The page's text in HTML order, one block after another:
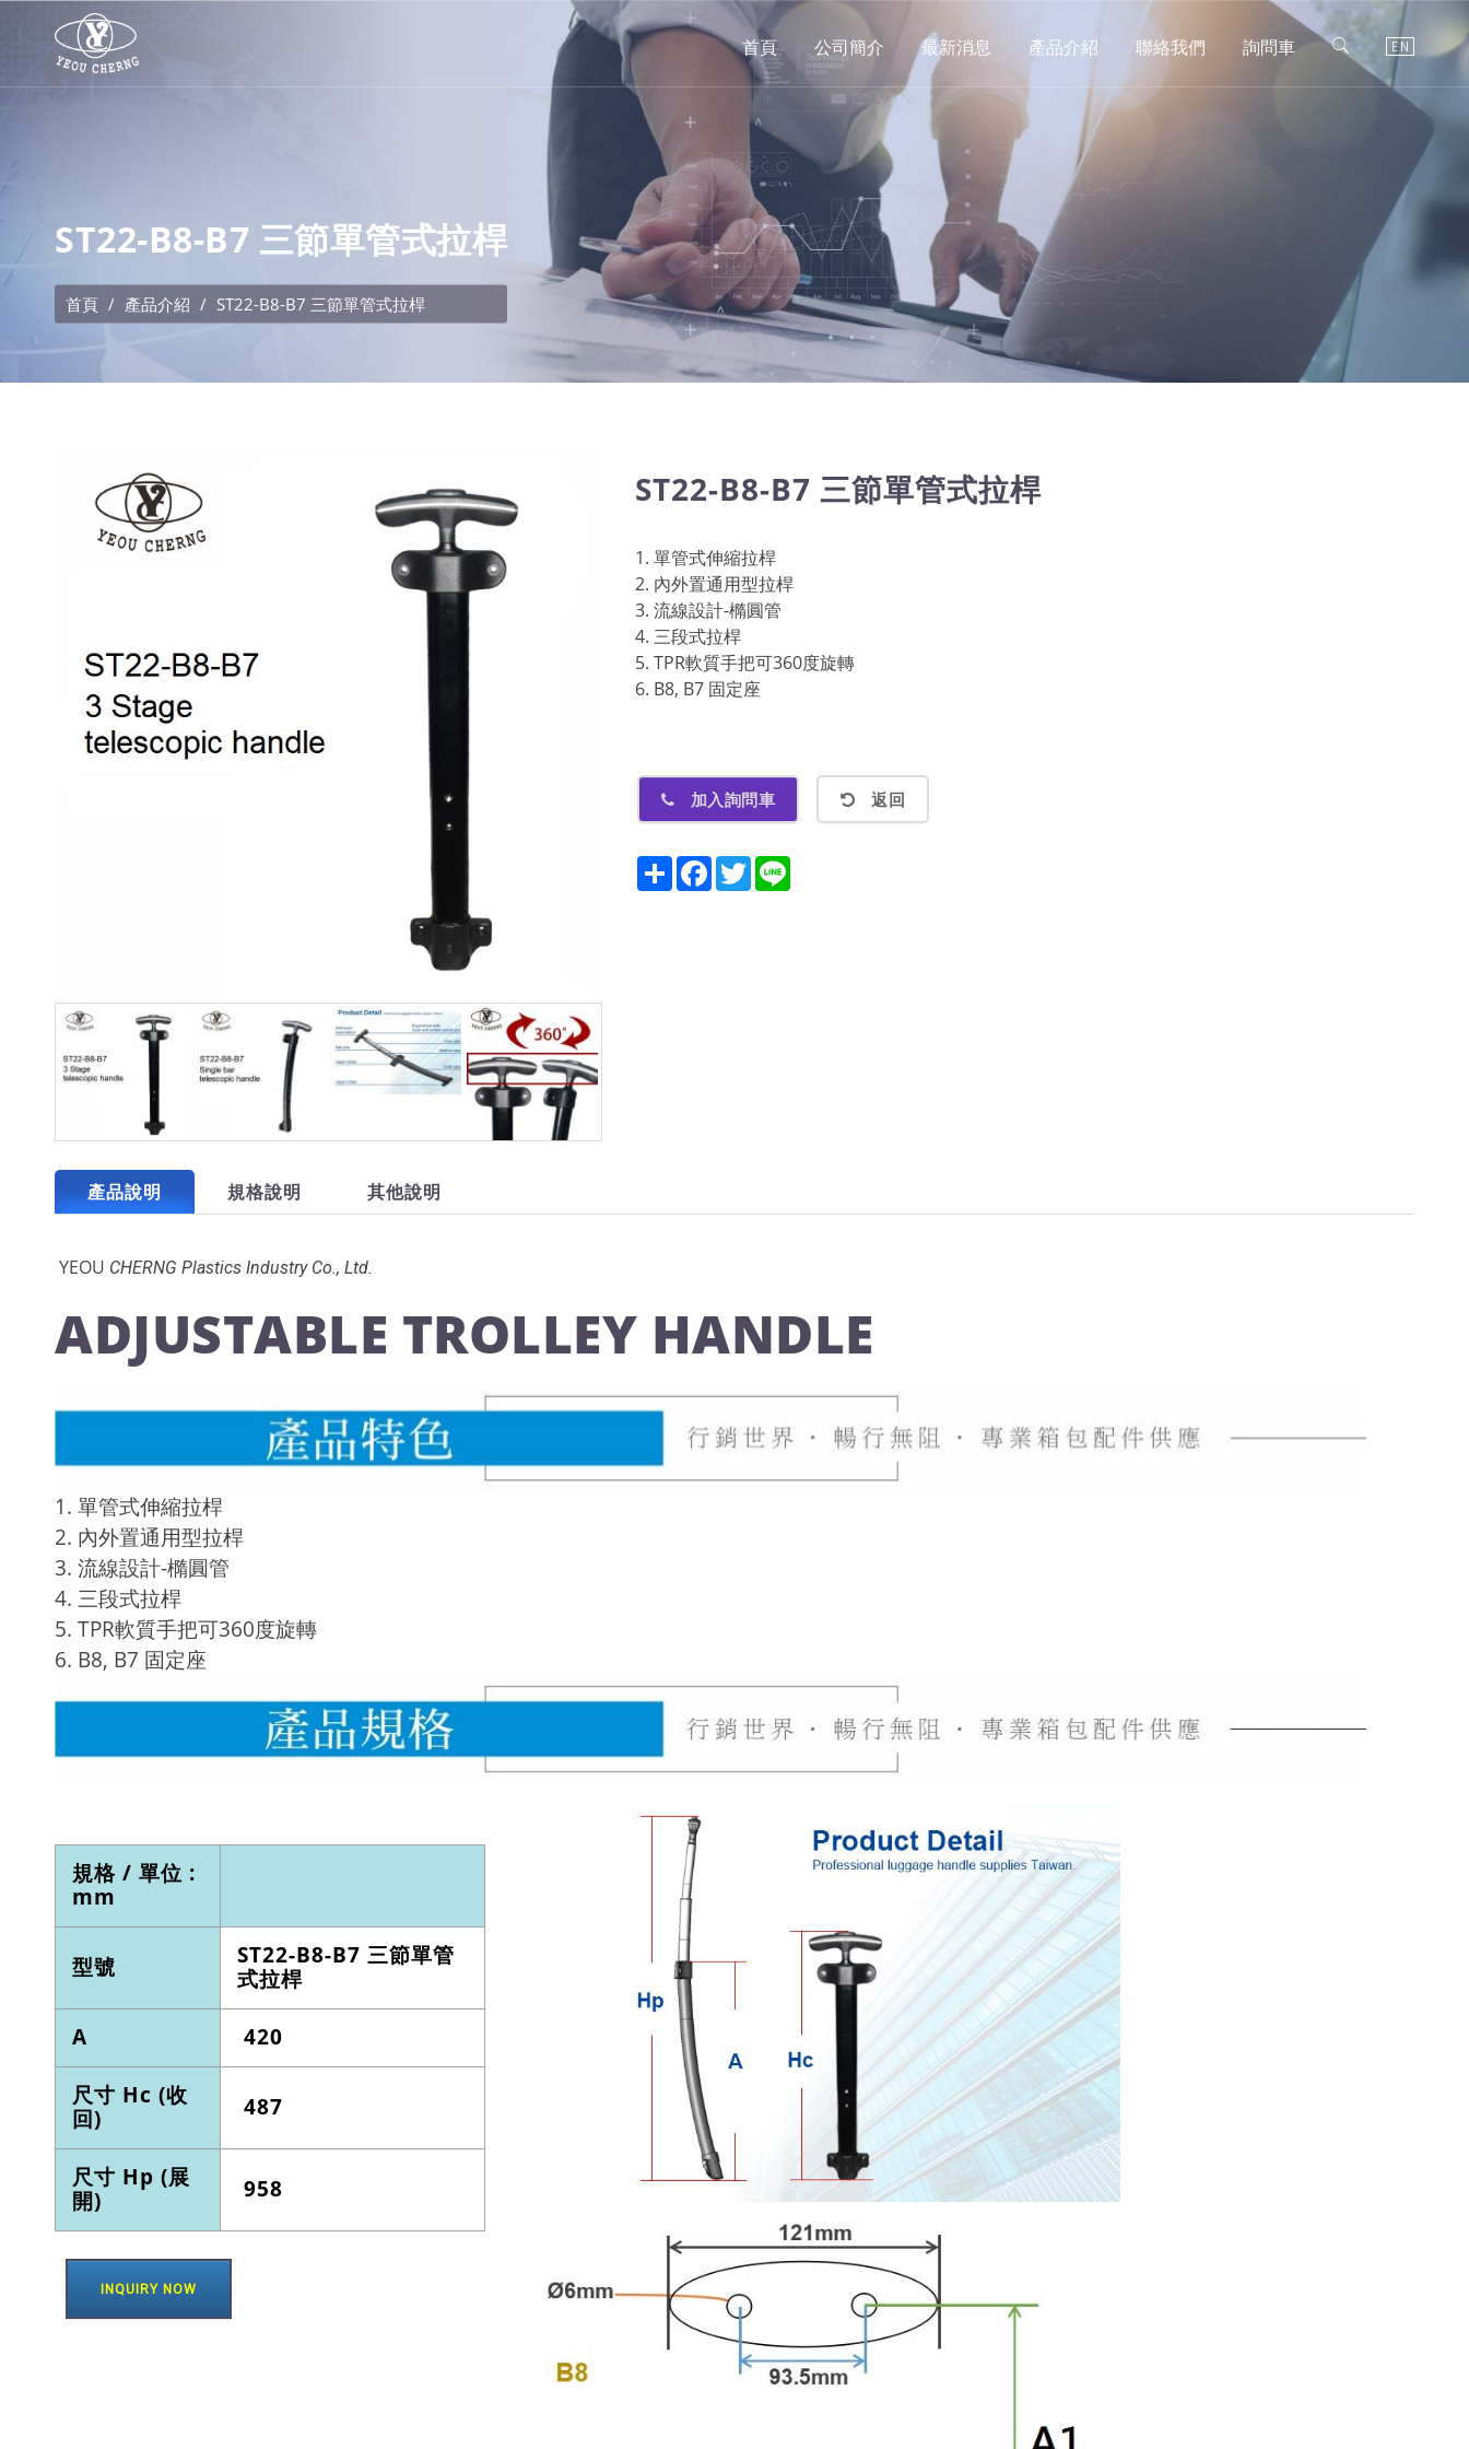
首頁 公司簡介 最新消息 產品介紹 聯絡我們 詢問車 EN
ST22-B8-B7 三節單管式拉桿
首頁 產品介紹 ST22-B8-B7 三節單管式拉桿
ST22-B8-B7 三節單管式拉桿
1. 單管式伸縮拉桿
2. 內外置通用型拉桿
3. 流線設計-橢圓管
4. 三段式拉桿
5. TPR軟質手把可360度旋轉
6. B8, B7 固定座
加入詢問車 返回
ShareFacebook
TwitterLine
產品說明 規格說明 其他說明
YEOU CHERNG Plastics Industry Co., Ltd.
ADJUSTABLE TROLLEY HANDLE
1. 單管式伸縮拉桿
2. 內外置通用型拉桿
3. 流線設計-橢圓管
4. 三段式拉桿
5. TPR軟質手把可360度旋轉
6. B8, B7 固定座
規格 / 單位 :
mm
型號
ST22-B8-B7 三節單管
式拉桿
A 420
尺寸 Hc (收
回)
487
尺寸 Hp (展
開)
958
INQUIRY NOW